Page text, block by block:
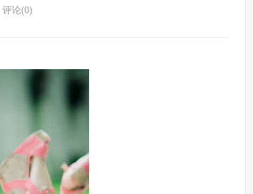
评论(0)